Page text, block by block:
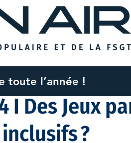
I Des Jeux
?
4 min de lecture
toute l’année !